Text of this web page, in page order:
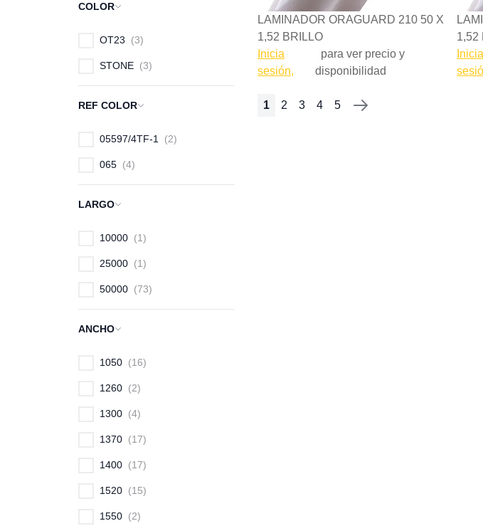
COLOR
OT23 3
STONE 3
REF COLOR
05597/4TF-1 2
065 4
LARGO
10000 1
25000 1
50000 73
ANCHO
1050 16
1260 2
1300 4
1370 17
1400 17
1520 15
1550 2
LAMINADOR ORAGUARD 210 50 X
1,52 BRILLO
Inicia
sesión,
para ver precio y
disponibilidad
1,52
Inicia
Página
Actualmente está viendo la página
1
Página
2
Página
3
Página
4
Página
5
Página
Siguiente